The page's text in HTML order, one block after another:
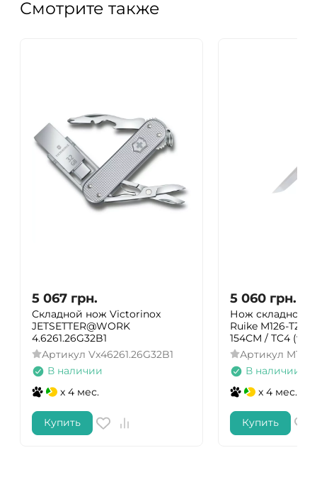
Смотрите также
5 067 грн.
Складной нож Victorinox
JETSETTER@WORK
4.6261.26G32B1
Артикул Vx46261.26G32B1
В наличии
x 4 мес.
Купить
5 060 грн.
Нож складной
Ruike M126-TZ,
154СМ / TC4
Артикул M126-
В наличии
x 4 мес.
Купить